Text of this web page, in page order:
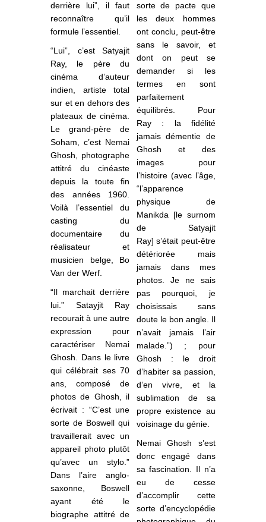
derrière lui”, il faut
reconnaître qu’il
formule l’essentiel.
“Lui”, c’est Satyajit
Ray, le père du
cinéma d’auteur
indien, artiste total
sur et en dehors des
plateaux de cinéma.
Le grand-père de
Soham, c’est Nemai
Ghosh, photographe
attitré du cinéaste
depuis la toute fin
des années 1960.
Voilà l’essentiel du
casting du
documentaire du
réalisateur et
musicien belge, Bo
Van der Werf.
“Il marchait derrière
lui.” Satayjit Ray
recourait à une autre
expression pour
caractériser Nemai
Ghosh. Dans le livre
qui célébrait ses 70
ans, composé de
photos de Ghosh, il
écrivait : “C’est une
sorte de Boswell qui
travaillerait avec un
appareil photo plutôt
qu’avec un stylo.”
Dans l’aire anglo-
saxonne, Boswell
ayant été le
biographe attitré de
sorte de pacte que
les deux hommes
ont conclu, peut-être
sans le savoir, et
dont on peut se
demander si les
termes en sont
parfaitement
équilibrés. Pour
Ray : la fidélité
jamais démentie de
Ghosh et des
images pour
l’histoire (avec l’âge,
“l’apparence
physique de
Manikda [le surnom
de Satyajit
Ray] s’était peut-être
détériorée mais
jamais dans mes
photos. Je ne sais
pas pourquoi, je
choisissais sans
doute le bon angle. Il
n’avait jamais l’air
malade.”) ; pour
Ghosh : le droit
d’habiter sa passion,
d’en vivre, et la
sublimation de sa
propre existence au
voisinage du génie.
Nemai Ghosh s’est
donc engagé dans
sa fascination. Il n’a
eu de cesse
d’accomplir cette
sorte d’encyclopédie